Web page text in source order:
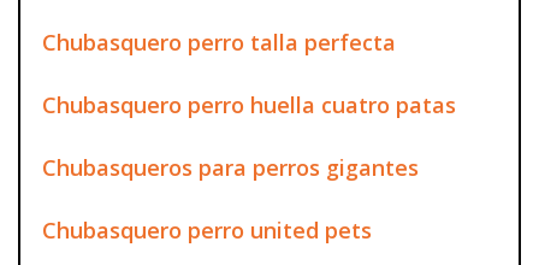
Chubasquero perro talla perfecta
Chubasquero perro huella cuatro patas
Chubasqueros para perros gigantes
Chubasquero perro united pets